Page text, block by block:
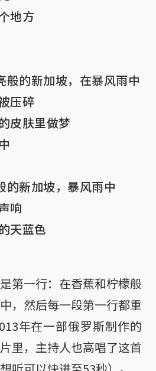
般的新加坡，在暴风雨中
的新加坡，暴风雨中
第一行：在香蕉和柠檬般
，然后每一段第一行都重
年在一部俄罗斯制作的
里，主持人也高唱了这首